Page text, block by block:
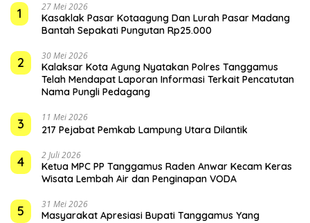
1
27 Mei 2026
Kasaklak Pasar Kotaagung Dan Lurah Pasar Madang
Bantah Sepakati Pungutan Rp25.000
2 30 Mei 2026
Kalaksar Kota Agung Nyatakan Polres Tanggamus
Telah Mendapat Laporan Informasi Terkait Pencatutan
Nama Pungli Pedagang
3 11 Mei 2026
217 Pejabat Pemkab Lampung Utara Dilantik
4 2 Juli 2026
Ketua MPC PP Tanggamus Raden Anwar Kecam Keras
Wisata Lembah Air dan Penginapan VODA
5 31 Mei 2026
Masyarakat Apresiasi Bupati Tanggamus Yang